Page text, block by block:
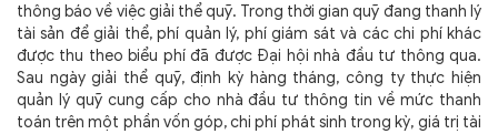
thông báo về việc giải thể quỹ. Trong thời gian quỹ đang thanh lý
tài sản để giải thể, phí quản lý, phí giám sát và các chi phí khác
được thu theo biểu phí đã được Đại hội nhà đầu tư thông qua.
Sau ngày giải thể quỹ, định kỳ hàng tháng, công ty thực hiện
quản lý quỹ cung cấp cho nhà đầu tư thông tin về mức thanh
toán trên một phần vốn góp, chi phí phát sinh trong kỳ, giá trị tài